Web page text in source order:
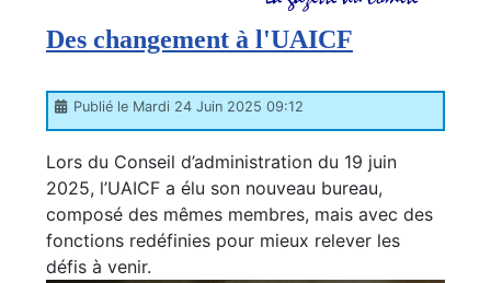
Des changement à l'UAICF
Publié le Mardi 24 Juin 2025 09:12
Lors du Conseil d’administration du 19 juin
2025, l’UAICF a élu son nouveau bureau,
composé des mêmes membres, mais avec des
fonctions redéfinies pour mieux relever les
défis à venir.